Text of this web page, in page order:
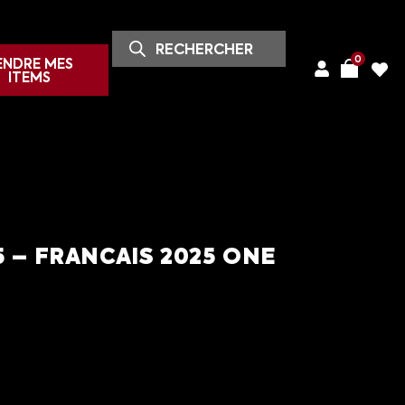
MES
ITEMS
0
– FRANCAIS 2025 ONE